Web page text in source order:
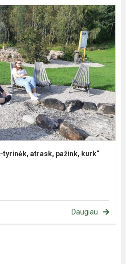
atrask, pažink, kurk“
Daugiau